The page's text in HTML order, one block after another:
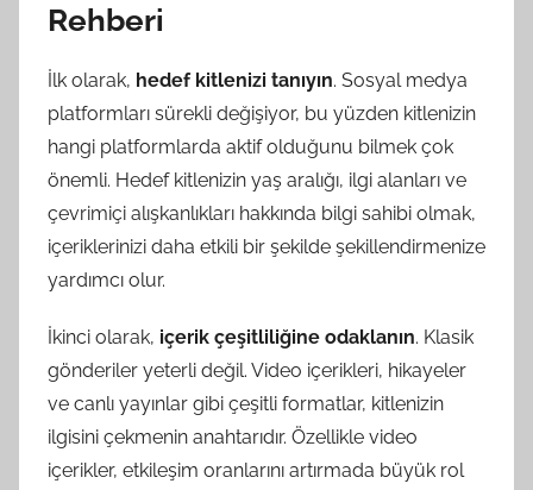
Rehberi
İlk olarak, hedef kitlenizi tanıyın. Sosyal medya
platformları sürekli değişiyor, bu yüzden kitlenizin
hangi platformlarda aktif olduğunu bilmek çok
önemli. Hedef kitlenizin yaş aralığı, ilgi alanları ve
çevrimiçi alışkanlıkları hakkında bilgi sahibi olmak,
içeriklerinizi daha etkili bir şekilde şekillendirmenize
yardımcı olur.
İkinci olarak, içerik çeşitliliğine odaklanın. Klasik
gönderiler yeterli değil. Video içerikleri, hikayeler
ve canlı yayınlar gibi çeşitli formatlar, kitlenizin
ilgisini çekmenin anahtarıdır. Özellikle video
içerikler, etkileşim oranlarını artırmada büyük rol